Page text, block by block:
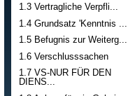
1.3 Vertragliche Verpfli...
1.4 Grundsatz 'Kenntnis ...
1.5 Befugnis zur Weiterg...
1.6 Verschlusssachen
1.7 VS-NUR FÜR DEN
DIENS...